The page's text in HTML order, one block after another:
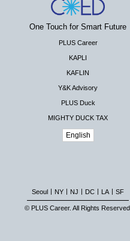
One Touch for Smart Future
PLUS Career
KAPLI
KAFLIN
Y&K Advisory
PLUS Duck
MIGHTY DUCK TAX
English
Seoul NY NJ DC LA SF
© PLUS Career. All Rights Reserved.